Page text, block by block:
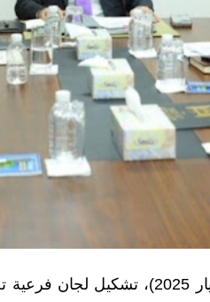
أعلنت وزارة التربية، اليوم